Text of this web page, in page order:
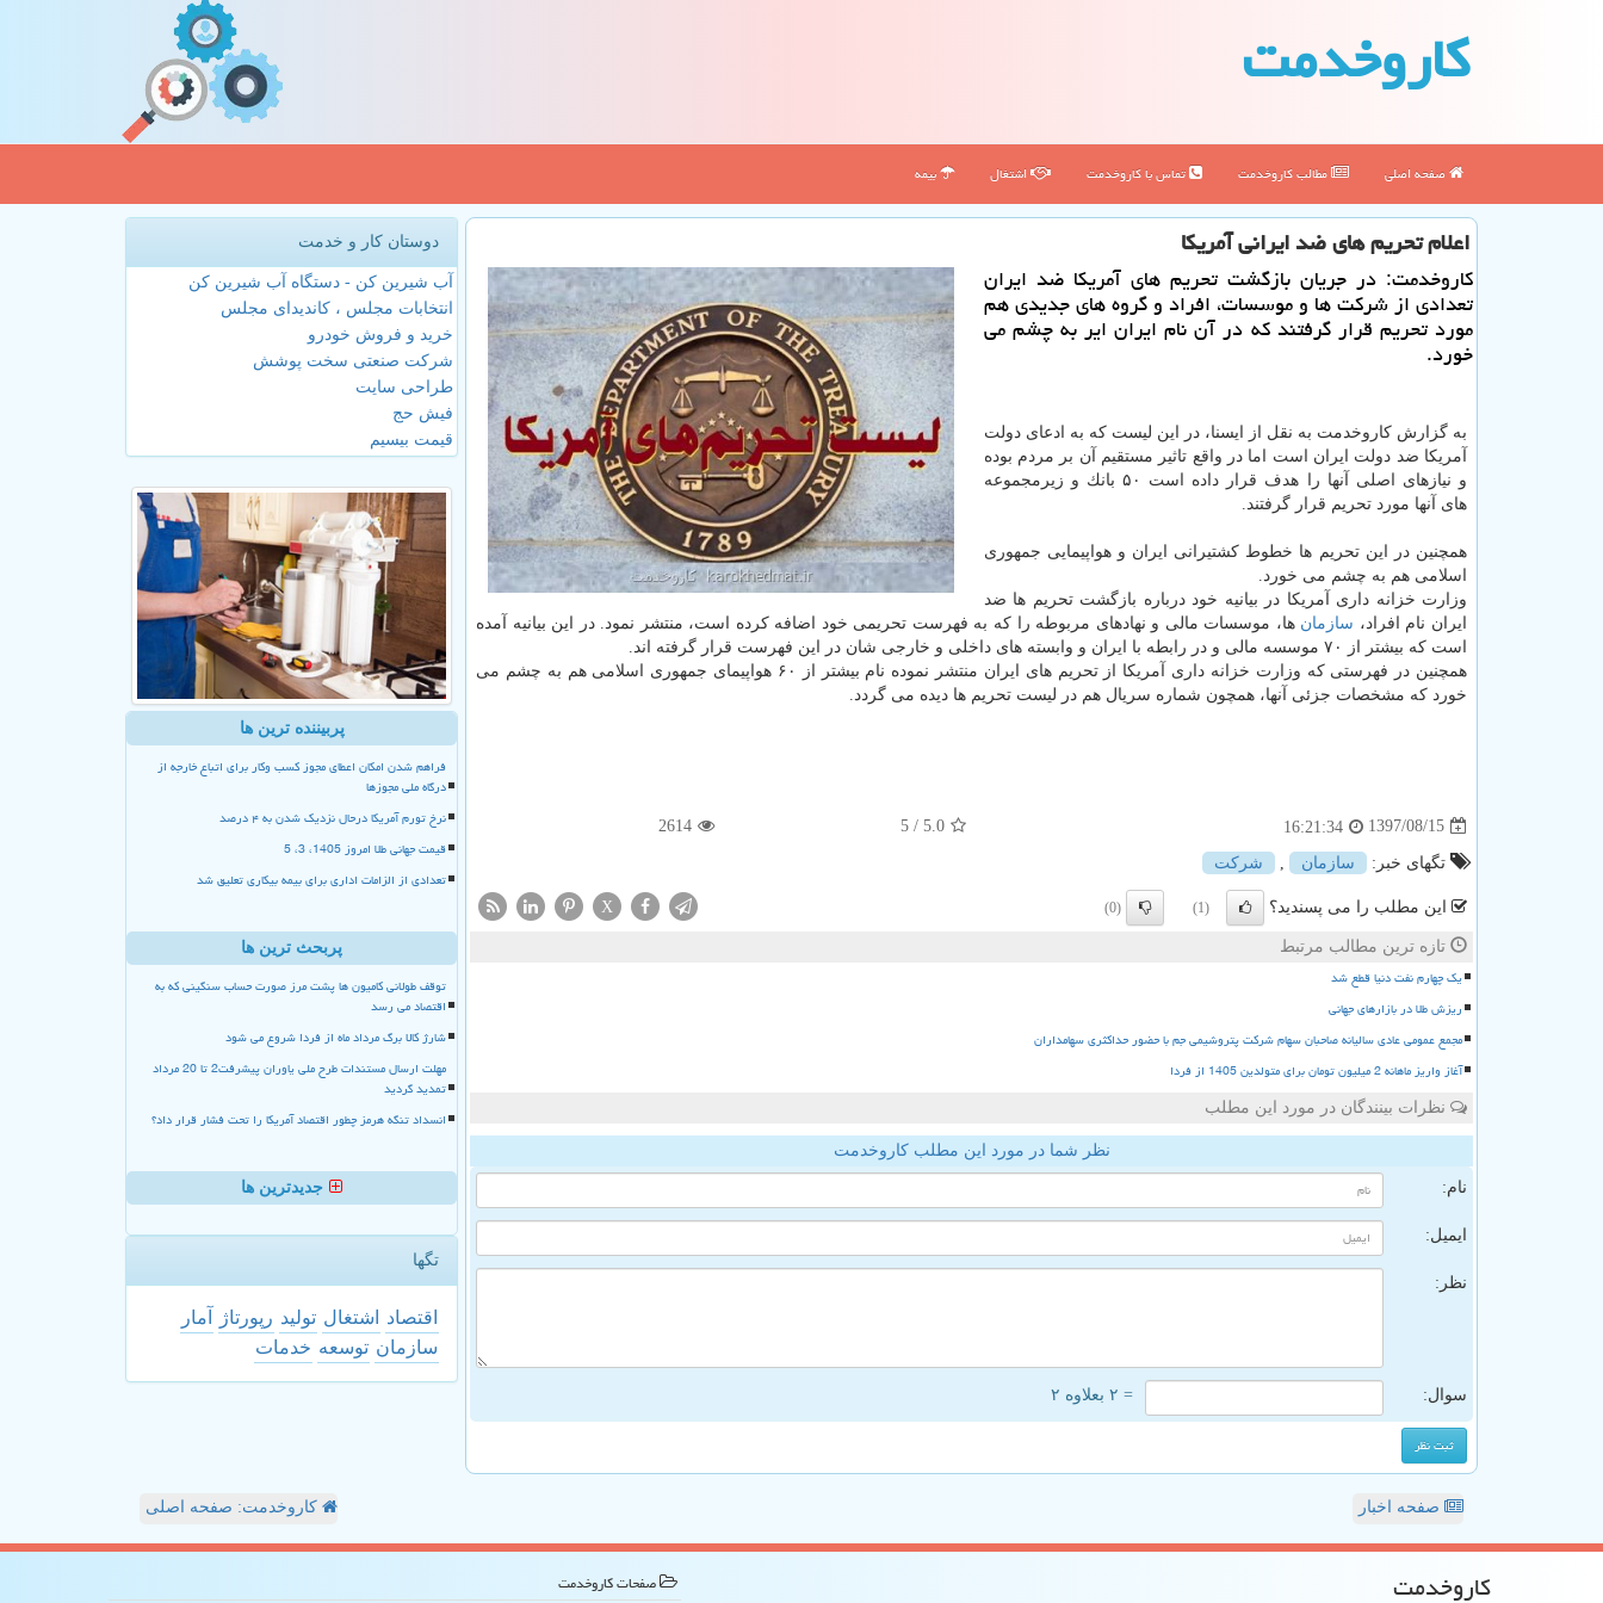
كاروخدمت
صفحه اصلی مطالب كاروخدمت تماس با كاروخدمت اشتغال بیمه
اعلام تحریم های ضد ایرانی آمریكا
كاروخدمت: در جریان بازگشت تحریم های آمریكا ضد ایران
تعدادی از شركت ها و موسسات، افراد و گروه های جدیدی هم
مورد تحریم قرار گرفتند كه در آن نام ایران ایر به چشم می
خورد.
به گزارش كاروخدمت به نقل از ایسنا، در این لیست كه به ادعای دولت
آمریكا ضد دولت ایران است اما در واقع تاثیر مستقیم آن بر مردم بوده
و نیازهای اصلی آنها را هدف قرار داده است ۵۰ بانك و زیرمجموعه
های آنها مورد تحریم قرار گرفتند.
همچنین در این تحریم ها خطوط كشتیرانی ایران و هواپیمایی جمهوری
اسلامی هم به چشم می خورد.
وزارت خزانه داری آمریكا در بیانیه خود درباره بازگشت تحریم ها ضد
ایران نام افراد، سازمان ها، موسسات مالی و نهادهای مربوطه را كه به فهرست تحریمی خود اضافه كرده است، منتشر نمود. در این بیانیه آمده
است كه بیشتر از ۷۰ موسسه مالی و در رابطه با ایران و وابسته های داخلی و خارجی شان در این فهرست قرار گرفته اند.
همچنین در فهرستی كه وزارت خزانه داری آمریكا از تحریم های ایران منتشر نموده نام بیشتر از ۶۰ هواپیمای جمهوری اسلامی هم به چشم می
خورد كه مشخصات جزئی آنها، همچون شماره سریال هم در لیست تحریم ها دیده می گردد.
1397/08/15
16:21:34
5.0
/ 5
2614
تگهای خبر: سازمان شركت
این مطلب را می پسندید؟ (1)
(0)
X
تازه ترین مطالب مرتبط
یک چهارم نفت دنیا قطع شد
ریزش طلا در بازارهای جهانی
مجمع عمومی عادی سالیانه صاحبان سهام شرکت پتروشیمی جم با حضور حداکثری سهامداران
آغاز واریز ماهانه 2 میلیون تومان برای متولدین 1405 از فردا
نظرات بینندگان در مورد این مطلب
نظر شما در مورد این مطلب کاروخدمت
نام:
ایمیل:
نظر:
سوال: = ۲ بعلاوه ۲
دوستان کار و خدمت
آب شیرین کن - دستگاه آب شیرین کن
انتخابات مجلس ، کاندیدای مجلس
خرید و فروش خودرو
شرکت صنعتی سخت پوشش
طراحی سایت
فیش حج
قیمت بیسیم
پربیننده ترین ها
فراهم شدن امکان اعطای مجوز کسب وکار برای اتباع خارجه از
درگاه ملی مجوزها
نرخ تورم آمریکا درحال نزدیک شدن به ۴ درصد
قیمت جهانی طلا امروز 1405، 3، 5
تعدادی از الزامات اداری برای بیمه بیکاری تعلیق شد
پربحث ترین ها
توقف طولانی کامیون ها پشت مرز صورت حساب سنگینی که به
اقتصاد می رسد
شارژ کالا برگ مرداد ماه از فردا شروع می شود
مهلت ارسال مستندات طرح ملی یاوران پیشرفت2 تا 20 مرداد
تمدید گردید
انسداد تنگه هرمز چطور اقتصاد آمریکا را تحت فشار قرار داد؟
جدیدترین ها
تگها
اقتصاد اشتغال تولید رپورتاژ
آمار
سازمان توسعه خدمات
صفحه اخبار کاروخدمت: صفحه اصلی
كاروخدمت صفحات كاروخدمت